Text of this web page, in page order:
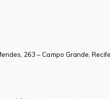
263 – Campo Grande, Recife